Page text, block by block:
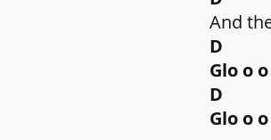
And
D
Glo o
D
Glo o